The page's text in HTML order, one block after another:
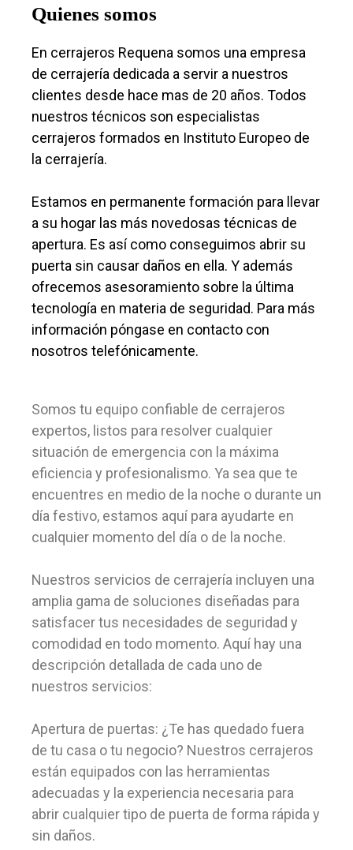
Quienes somos
En cerrajeros Requena somos una empresa
de cerrajería dedicada a servir a nuestros
clientes desde hace mas de 20 años. Todos
nuestros técnicos son especialistas
cerrajeros formados en Instituto Europeo de
la cerrajería.
Estamos en permanente formación para llevar
a su hogar las más novedosas técnicas de
apertura. Es así como conseguimos abrir su
puerta sin causar daños en ella. Y además
ofrecemos asesoramiento sobre la última
tecnología en materia de seguridad. Para más
información póngase en contacto con
nosotros telefónicamente.
Somos tu equipo confiable de cerrajeros
expertos, listos para resolver cualquier
situación de emergencia con la máxima
eficiencia y profesionalismo. Ya sea que te
encuentres en medio de la noche o durante un
día festivo, estamos aquí para ayudarte en
cualquier momento del día o de la noche.
Nuestros servicios de cerrajería incluyen una
amplia gama de soluciones diseñadas para
satisfacer tus necesidades de seguridad y
comodidad en todo momento. Aquí hay una
descripción detallada de cada uno de
nuestros servicios:
Apertura de puertas: ¿Te has quedado fuera
de tu casa o tu negocio? Nuestros cerrajeros
están equipados con las herramientas
adecuadas y la experiencia necesaria para
abrir cualquier tipo de puerta de forma rápida y
sin daños.